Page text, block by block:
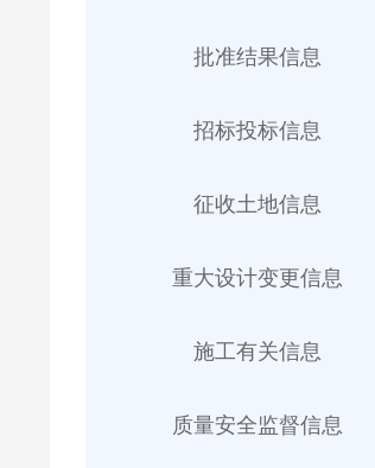
批准结果信息
招标投标信息
征收土地信息
重大设计变更信息
施工有关信息
质量安全监督信息